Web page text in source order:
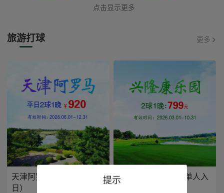
点击显示更多
旅游打球 更多
天津阿罗马2球1晚（平
日）
兴隆康乐园2球1晚(单人入
提示